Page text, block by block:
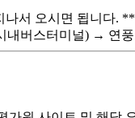
서 오시면 됩니다.
버스터미널) → 연